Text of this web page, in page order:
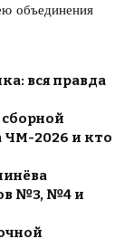
объединения
вся правда
ЧМ-2026 и кто
№3, №4 и